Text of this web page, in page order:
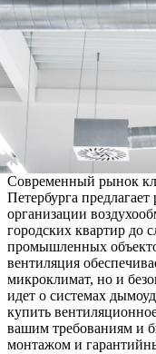
Современный рынок
Петербурга
организации
городских квартир до
промышленных
вентиляция
микроклимат, но и
идет о системах
купить
вашим требованиям и
монтажом и